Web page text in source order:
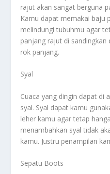
rajut akan sangat berguna
Kamu dapat memakai baju
melindungi tubuhmu agar
panjang rajut di sandingkan
rok panjang.
Syal
Cuaca yang dingin dapat di
syal. Syal dapat kamu
leher kamu agar tetap
menambahkan syal tidak
kamu. Justru penampilan
Sepatu Boots